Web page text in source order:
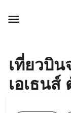

เที่ยวบิ
เอเธนส์